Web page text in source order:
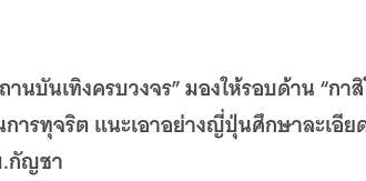
านบันเทิงครบวงจร” มองให้รอบด้าน “กา
ารทุจริต แนะเอาอย่างญี่ปุ่นศึกษาละเอี
กัญชา